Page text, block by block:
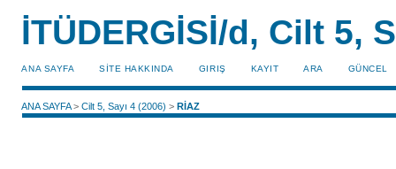
İTÜDERGİSİ/d, Cilt 5,
ANA SAYFA SİTE HAKKINDA GIRIŞ KAYIT ARA GÜNCEL
ANA SAYFA>Cilt 5, Sayı 4 (2006) >RİAZ